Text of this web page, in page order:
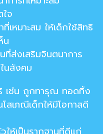
จ
เหมาะสม ให้เด็กใช้สิทธิ
น
ส่งเสริมจินตนาการ
นสังคม
เช่น ถูกทารุณ ทอดทิ้ง
สเภณีเด็กให้มีโอกาสดี